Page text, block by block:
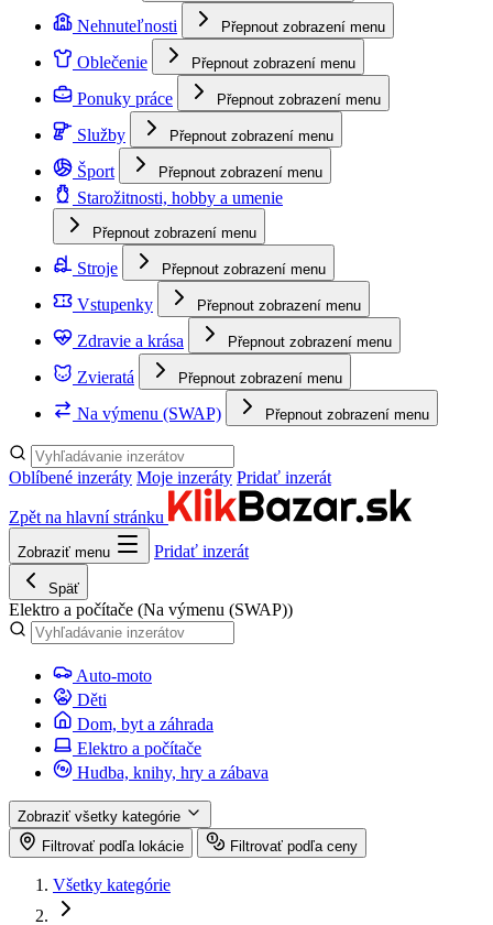
Nehnuteľnosti Přepnout zobrazení menu
Oblečenie Přepnout zobrazení menu
Ponuky práce Přepnout zobrazení menu
Služby Přepnout zobrazení menu
Šport Přepnout zobrazení menu
Starožitnosti, hobby a umenie
Přepnout zobrazení menu
Stroje Přepnout zobrazení menu
Vstupenky Přepnout zobrazení menu
Zdravie a krása Přepnout zobrazení menu
Zvieratá Přepnout zobrazení menu
Na výmenu (SWAP) Přepnout zobrazení menu
Oblíbené inzeráty Moje inzeráty Pridať inzerát
Zpět na hlavní stránku
Zobraziť menu Pridať inzerát
Späť
Elektro a počítače (Na výmenu (SWAP))
Auto-moto
Děti
Dom, byt a záhrada
Elektro a počítače
Hudba, knihy, hry a zábava
Zobraziť všetky kategórie
Filtrovať podľa lokácie
Filtrovať podľa ceny
Všetky kategórie